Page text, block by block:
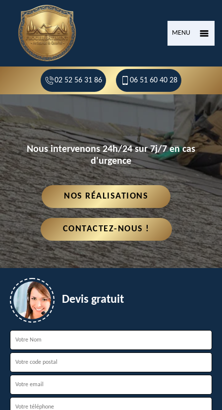
MENU
02 52 56 31 86 06 51 60 40 28
Nous intervenons 24h/24 sur 7j/7 en cas
d'urgence
NOS RÉALISATIONS
CONTACTEZ-NOUS !
Devis gratuit